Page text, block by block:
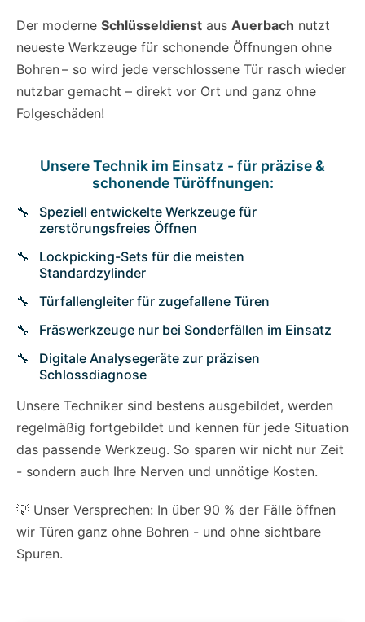
Der moderne Schlüsseldienst aus Auerbach nutzt
neueste Werkzeuge für schonende Öffnungen ohne
Bohren – so wird jede verschlossene Tür rasch wieder
nutzbar gemacht – direkt vor Ort und ganz ohne
Folgeschäden!
Unsere Technik im Einsatz - für präzise &
schonende Türöffnungen:
Speziell entwickelte Werkzeuge für
zerstörungsfreies Öffnen
Lockpicking-Sets für die meisten
Standardzylinder
Türfallengleiter für zugefallene Türen
Fräswerkzeuge nur bei Sonderfällen im Einsatz
Digitale Analysegeräte zur präzisen
Schlossdiagnose
Unsere Techniker sind bestens ausgebildet, werden
regelmäßig fortgebildet und kennen für jede Situation
das passende Werkzeug. So sparen wir nicht nur Zeit
- sondern auch Ihre Nerven und unnötige Kosten.
💡 Unser Versprechen: In über 90 % der Fälle öffnen
wir Türen ganz ohne Bohren - und ohne sichtbare
Spuren.